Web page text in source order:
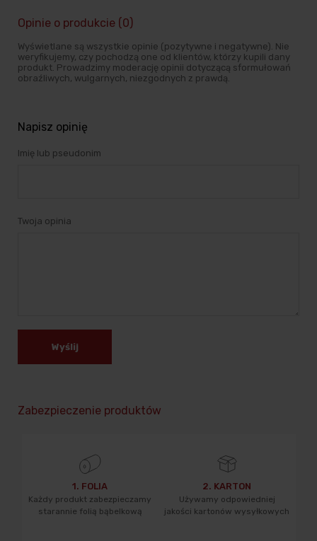
Opinie o produkcie (0)
Wyświetlane są wszystkie opinie (pozytywne i negatywne). Nie
weryfikujemy, czy pochodzą one od klientów, którzy kupili dany
produkt. Prowadzimy moderację opinii dotyczącą sformułowań
obraźliwych, wulgarnych, niezgodnych z prawdą.
Napisz opinię
Imię lub pseudonim
Twoja opinia
Wyślij
Zabezpieczenie produktów
1. FOLIA
Każdy produkt zabezpieczamy
starannie folią bąbelkową
2. KARTON
Używamy odpowiedniej
jakości kartonów wysyłkowych